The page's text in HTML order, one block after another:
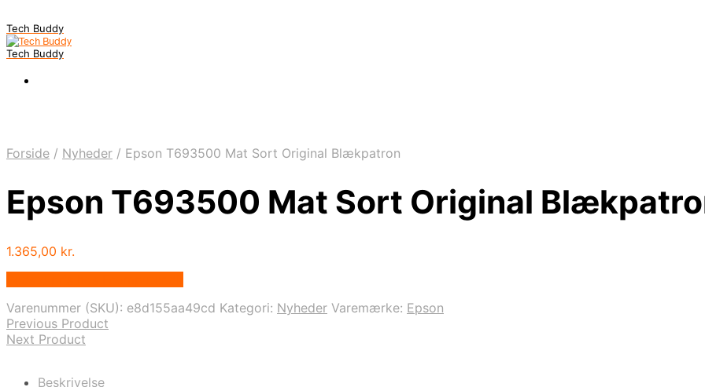
Tech Buddy
Tech Buddy
Forside / Nyheder / Epson T693500 Mat Sort Original Blækpatron
Epson T693500 Mat Sort Original
1.365,00 kr.
Varenummer (SKU): e8d155aa49cd Kategori: Nyheder Varemærke: Epson
Previous Product
Next Product
Beskrivelse